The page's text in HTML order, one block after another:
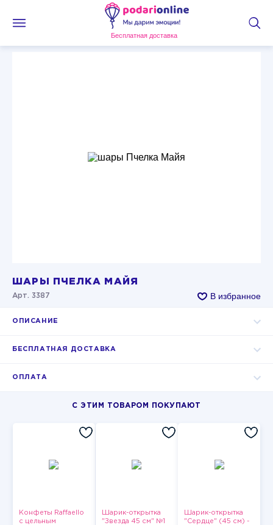
Бесплатная доставка
ШАРЫ ПЧЕЛКА МАЙЯ
Арт. 3387 В избранное
ОПИСАНИЕ
БЕСПЛАТНАЯ ДОСТАВКА
ОПЛАТА
С ЭТИМ ТОВАРОМ ПОКУПАЮТ
Конфеты Raffaello
с цельным
Шарик-открытка
"Звезда 45 см" №1
Шарик-открытка
"Сердце" (45 см) -